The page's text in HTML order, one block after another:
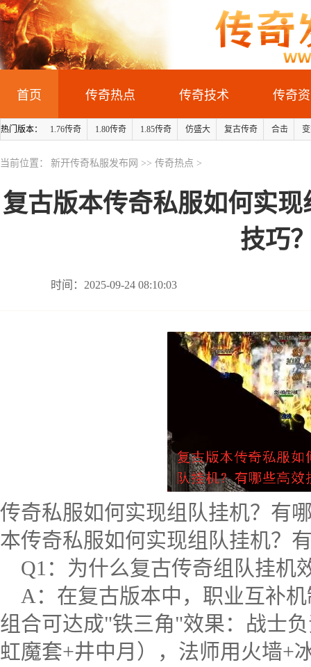
首页 传奇热点 传奇技术 传奇
热门版本： 1.76传奇 1.80传奇 1.85传奇 仿盛大 复古传奇 合击
当前位置： 新开传奇私服发布网 >> 传奇热点 >
复古版本传奇私服如何实
技巧
时间：2025-09-24 08:10:03
传奇私服如何实现组队挂机？有
本传奇私服如何实现组队挂机？
Q1：为什么复古传奇组队挂机
A：在复古版本中，职业互补
组合可达成"铁三角"效果：战士
虹魔套+井中月），法师用火墙+